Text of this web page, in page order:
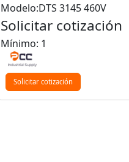
Modelo:DTS 3145 460V
Solicitar cotización
Mínimo: 1
Solicitar cotización